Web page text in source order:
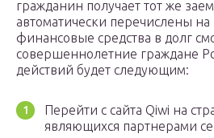
гражданин получает тот же
автоматически перечислены
финансовые средства в долг
совершеннолетние граждане
действий будет следующим:
Перейти с сайта Qiwi на
являющихся партнерами